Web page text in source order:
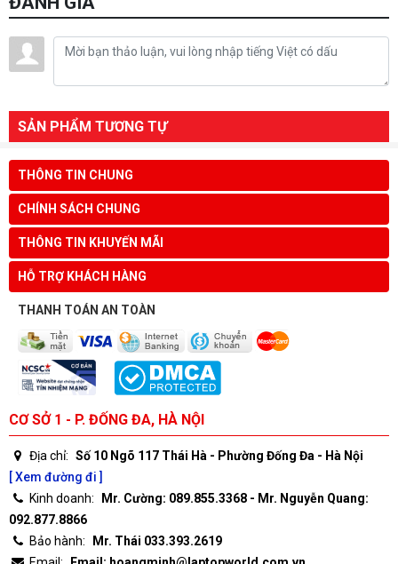
SẢN PHẨM TƯƠNG TỰ
THÔNG TIN CHUNG
CHÍNH SÁCH CHUNG
THÔNG TIN KHUYẾN MÃI
HỖ TRỢ KHÁCH HÀNG
THANH TOÁN AN TOÀN
CƠ SỞ 1 - P. ĐỐNG ĐA, HÀ NỘI
Địa chỉ: Số 10 Ngõ 117 Thái Hà - Phường Đống Đa - Hà Nội
[ Xem đường đi ]
Kinh doanh:
Mr. Cường: 089.855.3368 - Mr. Nguyễn Quang:
092.877.8866
Bảo hành:
Mr. Thái 033.393.2619